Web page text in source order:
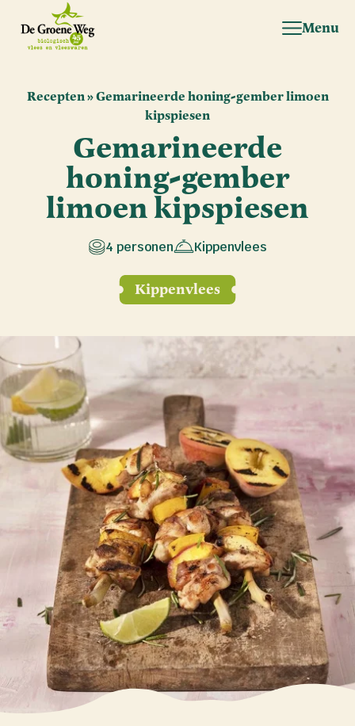
Menu
Recepten»Gemarineerde honing-gember limoen
kipspiesen
Gemarineerde
honing-gember
limoen kipspiesen
4 personen Kippenvlees
Kippenvlees